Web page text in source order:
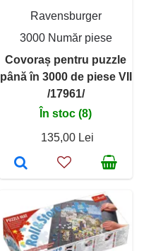
Ravensburger
3000 Număr piese
Covoraș pentru puzzle
până în 3000 de piese VII
/17961/
În stoc (8)
135,00 Lei